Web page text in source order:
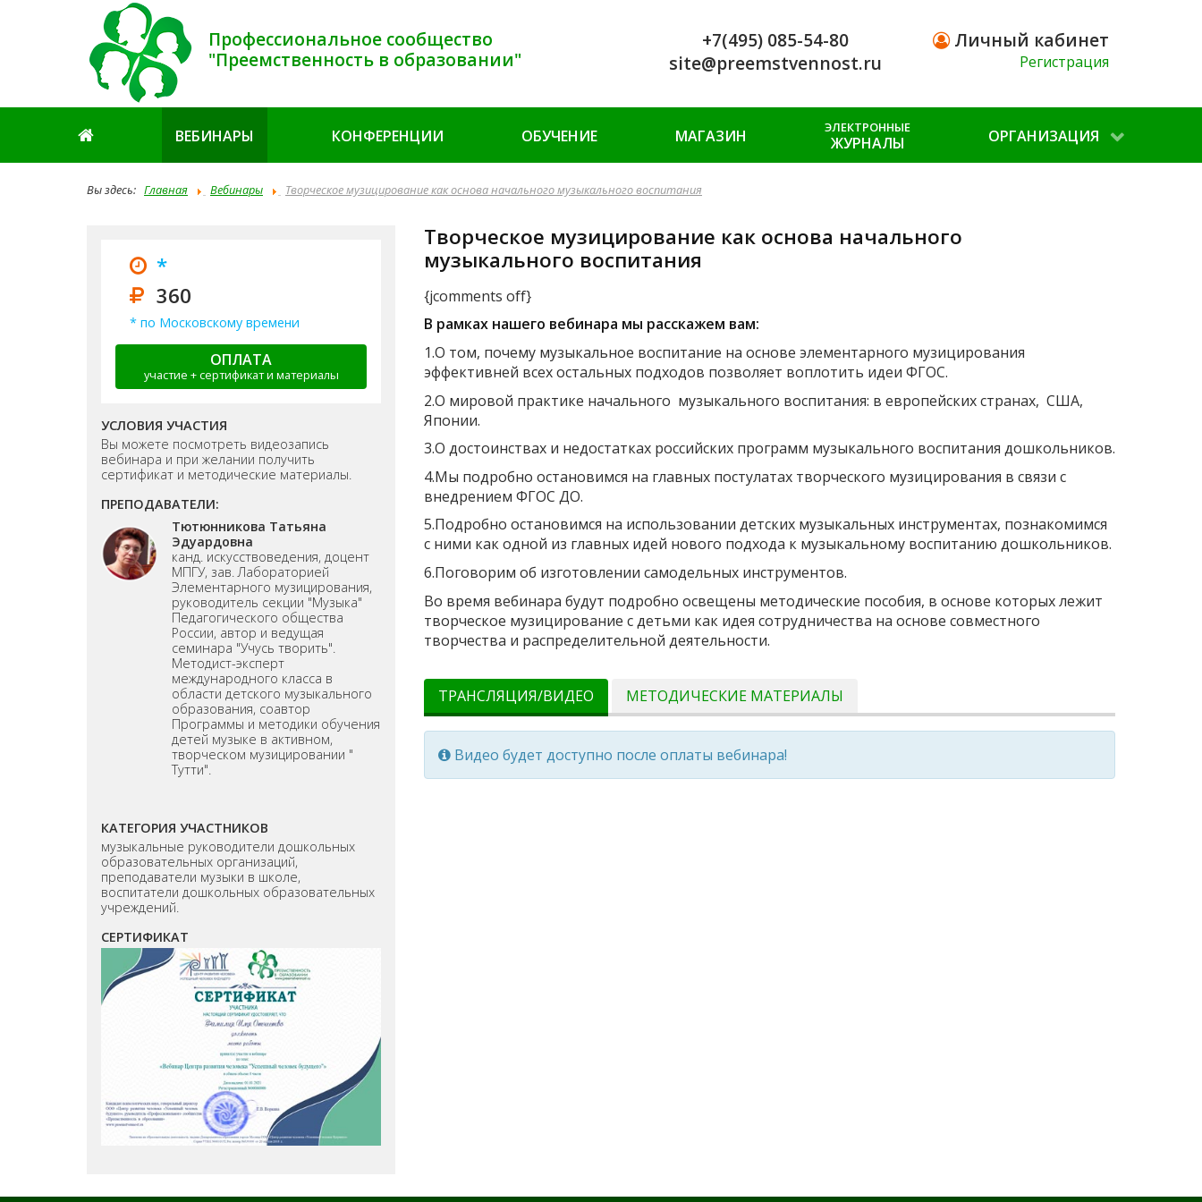
Профессиональное сообщество
"Преемственность в образовании"
+7(495) 085-54-80
site@preemstvennost.ru
Личный кабинет
Регистрация
ВЕБИНАРЫ КОНФЕРЕНЦИИ ОБУЧЕНИЕ МАГАЗИН ЭЛЕКТРОННЫЕ
ЖУРНАЛЫ ОРГАНИЗАЦИЯ
Вы здесь: Главная Вебинары Творческое музицирование как основа начального музыкального воспитания
*
360
* по Московскому времени
ОПЛАТА
участие + сертификат и материалы
УСЛОВИЯ УЧАСТИЯ
Вы можете посмотреть видеозапись
вебинара и при желании получить
сертификат и методические материалы.
ПРЕПОДАВАТЕЛИ:
Тютюнникова Татьяна
Эдуардовна
канд. искусствоведения, доцент
МПГУ, зав. Лабораторией
Элементарного музицирования,
руководитель секции "Музыка"
Педагогического общества
России, автор и ведущая
семинара "Учусь творить".
Методист-эксперт
международного класса в
области детского музыкального
образования, соавтор
Программы и методики обучения
детей музыке в активном,
творческом музицировании "
Тутти".
КАТЕГОРИЯ УЧАСТНИКОВ
музыкальные руководители дошкольных
образовательных организаций,
преподаватели музыки в школе,
воспитатели дошкольных образовательных
учреждений.
СЕРТИФИКАТ
Творческое музицирование как основа начального
музыкального воспитания
{jcomments off}
В рамках нашего вебинара мы расскажем вам:
1.О том, почему музыкальное воспитание на основе элементарного музицирования
эффективней всех остальных подходов позволяет воплотить идеи ФГОС.
2.О мировой практике начального музыкального воспитания: в европейских странах, США,
Японии.
3.О достоинствах и недостатках российских программ музыкального воспитания дошкольников.
4.Мы подробно остановимся на главных постулатах творческого музицирования в связи с
внедрением ФГОС ДО.
5.Подробно остановимся на использовании детских музыкальных инструментах, познакомимся
с ними как одной из главных идей нового подхода к музыкальному воспитанию дошкольников.
6.Поговорим об изготовлении самодельных инструментов.
Во время вебинара будут подробно освещены методические пособия, в основе которых лежит
творческое музицирование с детьми как идея сотрудничества на основе совместного
творчества и распределительной деятельности.
ТРАНСЛЯЦИЯ/ВИДЕО МЕТОДИЧЕСКИЕ МАТЕРИАЛЫ
Видео будет доступно после оплаты вебинара!